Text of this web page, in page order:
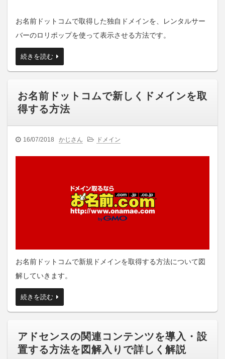
お名前ドットコムで取得した独自ドメインを、レンタルサー
バーのロリポップを使って表示させる方法です。
続きを読む
お名前ドットコムで新しくドメインを取
得する方法
16/07/2018 かじさん ドメイン
お名前ドットコムで新規ドメインを取得する方法について図
解していきます。
続きを読む
アドセンスの関連コンテンツを導入・設
置する方法を図解入りで詳しく解説